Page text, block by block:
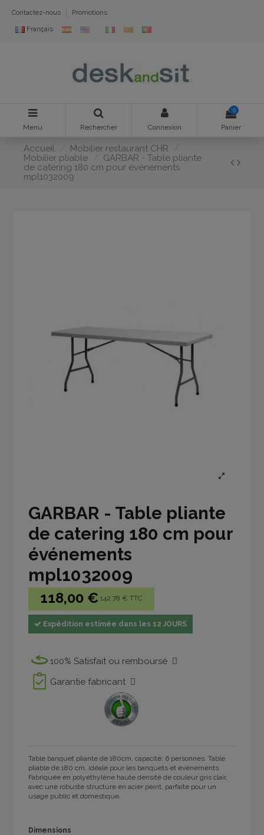
Contactez-nous Promotions
Français
Menu Rechercher Connexion
0
Panier
Accueil
Mobilier restaurant CHR
Mobilier pliable
GARBAR - Table pliante
de catering 180 cm pour événements
mpl1032009
GARBAR - Table pliante
de catering 180 cm pour
événements
mpl1032009
118,00 € 142.78 € TTC
Expédition estimée dans les 12 JOURS
100% Satisfait ou remboursé
Garantie fabricant
Table banquet pliante de 180cm, capacité: 6 personnes. Table
pliable de 180 cm, idéale pour les banquets et événements.
Fabriquée en polyéthylène haute densité de couleur gris clair,
avec une robuste structure en acier peint, parfaite pour un
usage public et domestique.
Dimensions